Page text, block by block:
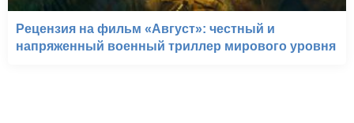
Рецензия на фильм «Август»: честный и
напряженный военный триллер мирового уровня